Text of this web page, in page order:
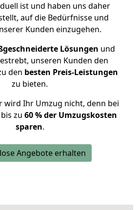
ist und haben uns daher
auf die Bedürfnisse und
Kunden einzugehen.
Lösungen und
unseren Kunden den
den besten Preis-Leistungen
zu bieten.
wird Ihr Umzug nicht, denn bei
zu 60 % der Umzugskosten
sparen.
Angebote erhalten